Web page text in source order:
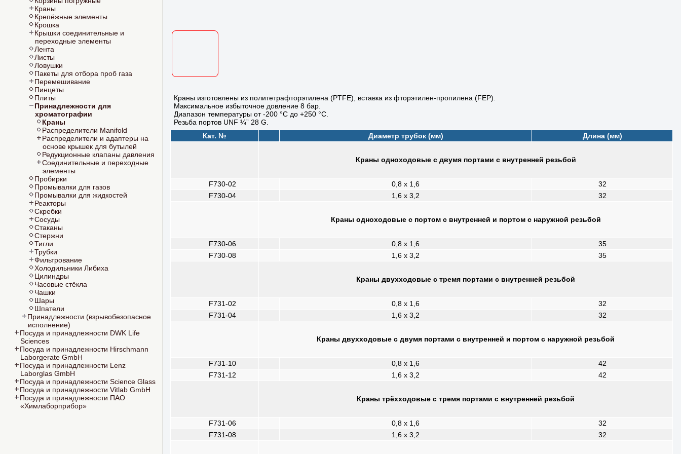
Краны
Крепёжные элементы
Крошка
Крышки соединительные и
переходные элементы
Лента
Листы
Ловушки
Пакеты для отбора проб газа
Перемешивание
Пинцеты
Плиты
Принадлежности для
хроматографии
Краны
Распределители Manifold
Распределители и адаптеры на
основе крышек для бутылей
Редукционные клапаны давления
Соединительные и переходные
элементы
Пробирки
Промывалки для газов
Промывалки для жидкостей
Реакторы
Скребки
Сосуды
Стаканы
Стержни
Тигли
Трубки
Фильтрование
Холодильники Либиха
Цилиндры
Часовые стёкла
Чашки
Шары
Шпатели
Принадлежности (взрывобезопасное
исполнение)
Посуда и принадлежности DWK Life
Sciences
Посуда и принадлежности Hirschmann
Laborgerate GmbH
Посуда и принадлежности Lenz
Laborglas GmbH
Посуда и принадлежности Science Glass
Посуда и принадлежности Vitlab GmbH
Посуда и принадлежности ПАО
«Химлаборприбор»
Краны изготовлены из политетрафторэтилена (PTFE), вставка из фторэтилен-пропилена (FEP).
Максимальное избыточное довление 8 бар.
Диапазон температуры от -200 °C до +250 °C.
Резьба портов UNF ¼” 28 G.
Кат. №
Диаметр трубок (мм) Длина (мм)
Краны одноходовые с двумя портами с внутренней резьбой
F730-02 0,8 x 1,6
32
F730-04
1,6 x 3,2 32
Краны одноходовые с портом с внутренней и портом с наружной резьбой
F730-06 0,8 x 1,6
35
F730-08
1,6 x 3,2 35
Краны двухходовые с тремя портами с внутренней резьбой
F731-02 0,8 x 1,6
32
F731-04
1,6 x 3,2 32
Краны двухходовые с двумя портами с внутренней и портом с наружной резьбой
F731-10 0,8 x 1,6
42
F731-12
1,6 x 3,2 42
Краны трёхходовые с тремя портами с внутренней резьбой
F731-06 0,8 x 1,6
32
F731-08
1,6 x 3,2 32